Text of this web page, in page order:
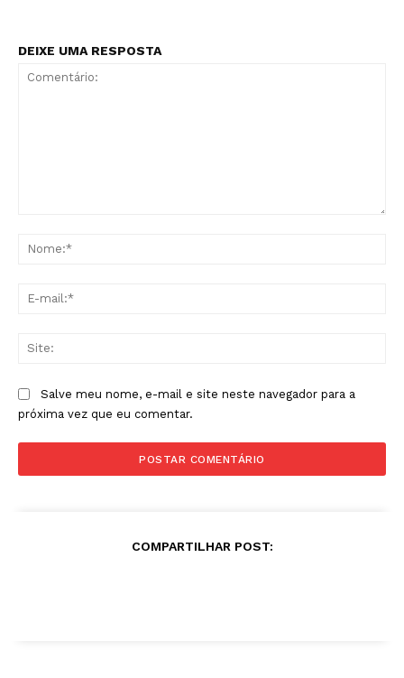
DEIXE UMA RESPOSTA
Salve meu nome, e-mail e site neste navegador para a
próxima vez que eu comentar.
COMPARTILHAR POST: